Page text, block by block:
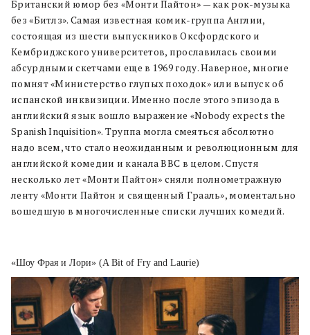
Британский юмор без «Монти Пайтон» — как рок-музыка
без «Битлз». Самая известная комик-группа Англии,
состоящая из шести выпускников Оксфордского и
Кембриджского университетов, прославилась своими
абсурдными скетчами еще в 1969 году. Наверное, многие
помнят «Министерство глупых походок» или выпуск об
испанской инквизиции. Именно после этого эпизода в
английский язык вошло выражение «Nobody expects the
Spanish Inquisition». Труппа могла смеяться абсолютно
надо всем, что стало неожиданным и революционным для
английской комедии и канала BBC в целом. Спустя
несколько лет «Монти Пайтон» сняли полнометражную
ленту «Монти Пайтон и священный Грааль», моментально
вошедшую в многочисленные списки лучших комедий.
«Шоу Фрая и Лори» (A Bit of Fry and Laurie)